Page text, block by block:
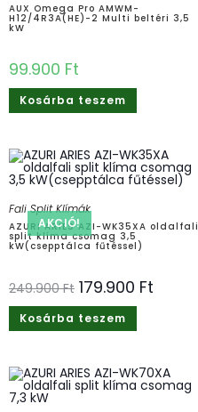
AUX Omega Pro AMWM-
H12/4R3A(HE)-2 Multi beltéri 3,5
kW
99.900 Ft
Kosárba teszem
AKCIÓ!
Fali Split Klímák
AZURI ARIES AZI-WK35XA oldalfali
split klíma csomag 3,5
kW(csepptálca fűtéssel)
249.900Ft 179.900 Ft
Kosárba teszem